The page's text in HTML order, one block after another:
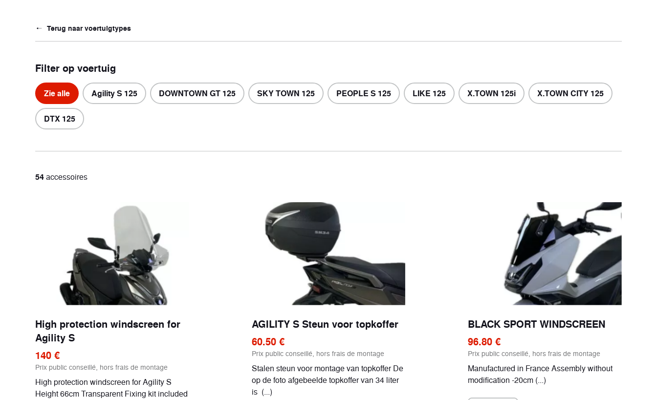
Terug naar voertuigtypes
Filter op voertuig
Zie alle Agility S 125 DOWNTOWN GT 125 SKY TOWN 125 PEOPLE S 125 LIKE 125 X.TOWN 125i X.TOWN CITY 125
DTX 125
54accessoires
High protection windscreen for
Agility S
140 €
Prix public conseillé, hors frais de montage
High protection windscreen for Agility S
Height 66cm Transparent Fixing kit included
AGILITY S Steun voor topkoffer
60.50 €
Prix public conseillé, hors frais de montage
Stalen steun voor montage van topkoffer De
op de foto afgebeelde topkoffer van 34 liter
is (...)
BLACK SPORT WINDSCREEN
96.80 €
Prix public conseillé, hors frais de montage
Manufactured in France Assembly without
modification -20cm (...)